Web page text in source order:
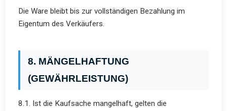
Die Ware bleibt bis zur vollständigen Bezahlung im
Eigentum des Verkäufers.
8. MÄNGELHAFTUNG
(GEWÄHRLEISTUNG)
8.1. Ist die Kaufsache mangelhaft, gelten die